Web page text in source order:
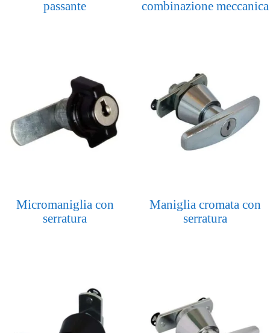
passante
combinazione meccanica
Micromaniglia con
serratura
Maniglia cromata con
serratura